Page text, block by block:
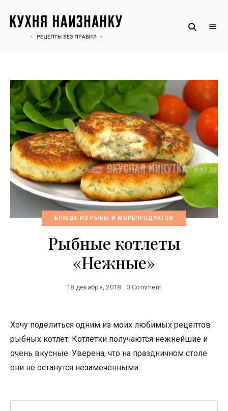
сайт
БЛЮДА ИЗ РЫБЫ И МОРЕПРОДУКТОВ
Рыбные котлеты
«Нежные»
18 декабря, 2018 0 Comment
Хочу поделиться одним из моих любимых рецептов
рыбных котлет. Котлетки получаются нежнейшие и
очень вкусные. Уверена, что на праздничном столе
они не останутся незамеченными.